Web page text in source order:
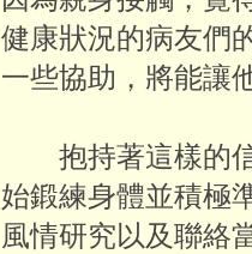
健康狀況的病友們
一些協助，將能讓
抱持著這樣的信
始鍛練身體並積極
風情研究以及聯絡